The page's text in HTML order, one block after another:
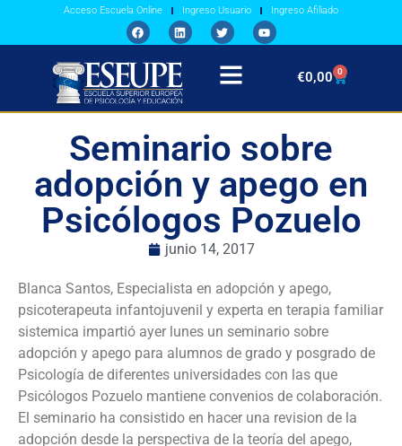
Acceso Escuela Online Ingreso Usuario Ingreso Afiliado
€0,00 0
Seminario sobre
adopción y apego en
Psicólogos Pozuelo
junio 14, 2017
Blanca Santos, Especialista en adopción y apego,
psicoterapeuta infantojuvenil y experta en terapia familiar
sistemica impartió ayer lunes un seminario sobre
adopción y apego para alumnos de grado y posgrado de
Psicología de diferentes universidades con las que
Psicólogos Pozuelo mantiene convenios de colaboración.
El seminario ha consistido en hacer una revision de la
adopción desde la perspectiva de la teoría del apego,